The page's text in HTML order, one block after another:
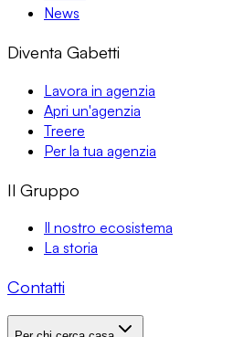
News
Diventa Gabetti
Lavora in agenzia
Apri un'agenzia
Treere
Per la tua agenzia
Il Gruppo
Il nostro ecosistema
La storia
Contatti